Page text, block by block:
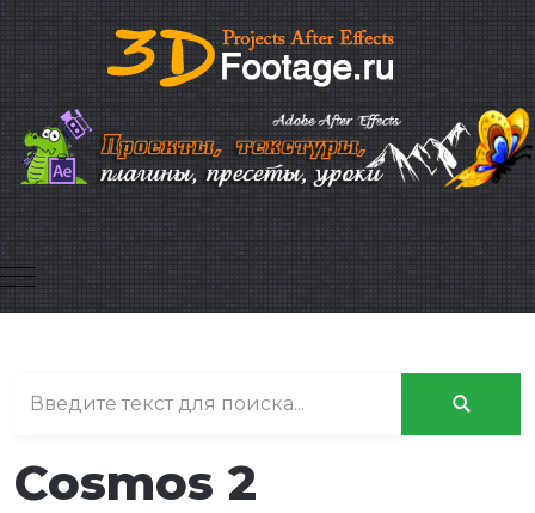
Mobile Menu Toggle
Cosmos 2